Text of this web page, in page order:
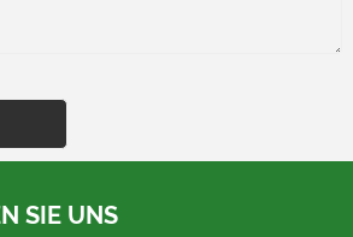
SIE UNS